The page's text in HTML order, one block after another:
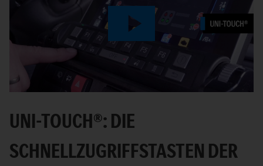
Play
Video
UNI-TOUCH®: DIE
SCHNELLZUGRIFFSTASTEN DER